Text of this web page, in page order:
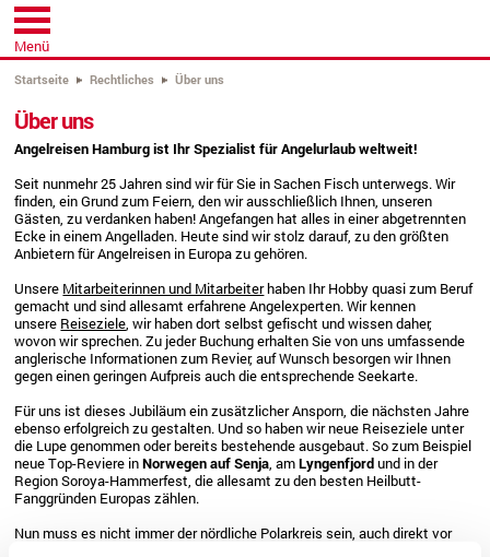
Menü
Startseite Rechtliches Über uns
Über uns
Angelreisen Hamburg ist Ihr Spezialist für Angelurlaub weltweit!
Seit nunmehr 25 Jahren sind wir für Sie in Sachen Fisch unterwegs. Wir
finden, ein Grund zum Feiern, den wir ausschließlich Ihnen, unseren
Gästen, zu verdanken haben! Angefangen hat alles in einer abgetrennten
Ecke in einem Angelladen. Heute sind wir stolz darauf, zu den größten
Anbietern für Angelreisen in Europa zu gehören.
Unsere Mitarbeiterinnen und Mitarbeiterhaben Ihr Hobby quasi zum Beruf
gemacht und sind allesamt erfahrene Angelexperten. Wir kennen
unsere Reiseziele, wir haben dort selbst gefischt und wissen daher,
wovon wir sprechen. Zu jeder Buchung erhalten Sie von uns umfassende
anglerische Informationen zum Revier, auf Wunsch besorgen wir Ihnen
gegen einen geringen Aufpreis auch die entsprechende Seekarte.
Für uns ist dieses Jubiläum ein zusätzlicher Ansporn, die nächsten Jahre
ebenso erfolgreich zu gestalten. Und so haben wir neue Reiseziele unter
die Lupe genommen oder bereits bestehende ausgebaut. So zum Beispiel
neue Top-Reviere inNorwegen auf Senja, amLyngenfjordund in der
Region Soroya-Hammerfest, die allesamt zu den besten Heilbutt-
Fanggründen Europas zählen.
Nun muss es nicht immer der nördliche Polarkreis sein, auch direkt vor